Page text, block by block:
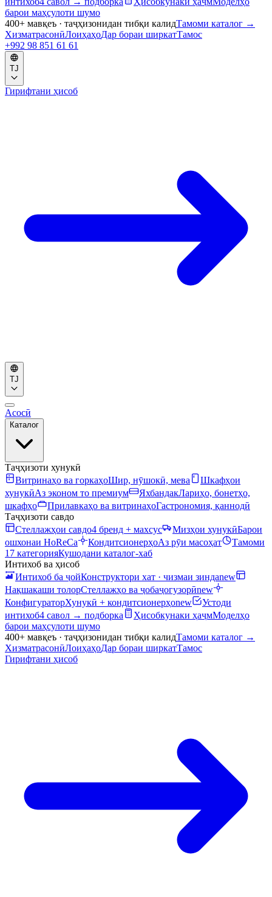
барои маҳсулоти шумо
400+ мавқеъ · таҷҳизонидан тибқи калидТамоми каталог →
ХизматрасонӣЛоиҳаҳоДар бораи ширкатТамос
+992 98 851 61 61
TJ
Гирифтани ҳисоб
TJ
Асосӣ
Каталог
Таҷҳизоти хунукӣ
Витринаҳо ва горкаҳоШир, нӯшокӣ, мева
Шкафҳои
хунукӣАз эконом то премиум ЯхбандакЛариҳо, бонетҳо,
шкафҳо
Прилавкаҳо ва витринаҳоГастрономия, қаннодӣ
Таҷҳизоти савдо
Стеллажҳои савдо4 бренд + махсус Мизҳои хунукӣБарои
ошхонаи HoReCa
КондитсионерҳоАз рӯи масоҳат
Тамоми
17 категорияКушодани каталог-хаб
Интихоб ва ҳисоб
Интихоб ба ҷойКонструктори хат · чизмаи зиндаnew
Нақшакаши толорСтеллажҳо ва ҷобаҷогузорӣnew
КонфигураторХунукӣ + кондитсионерҳоnew
Устоди
интихоб4 савол → подборка Ҳисобкунаки ҳаҷмМоделҳо
барои маҳсулоти шумо
400+ мавқеъ · таҷҳизонидан тибқи калидТамоми каталог →
ХизматрасонӣЛоиҳаҳоДар бораи ширкатТамос
Гирифтани ҳисоб